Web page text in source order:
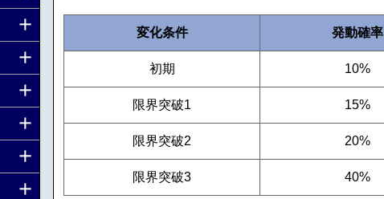
変化条件 発動確率
初期 10%
限界突破1 15%
限界突破2 20%
限界突破3 40%